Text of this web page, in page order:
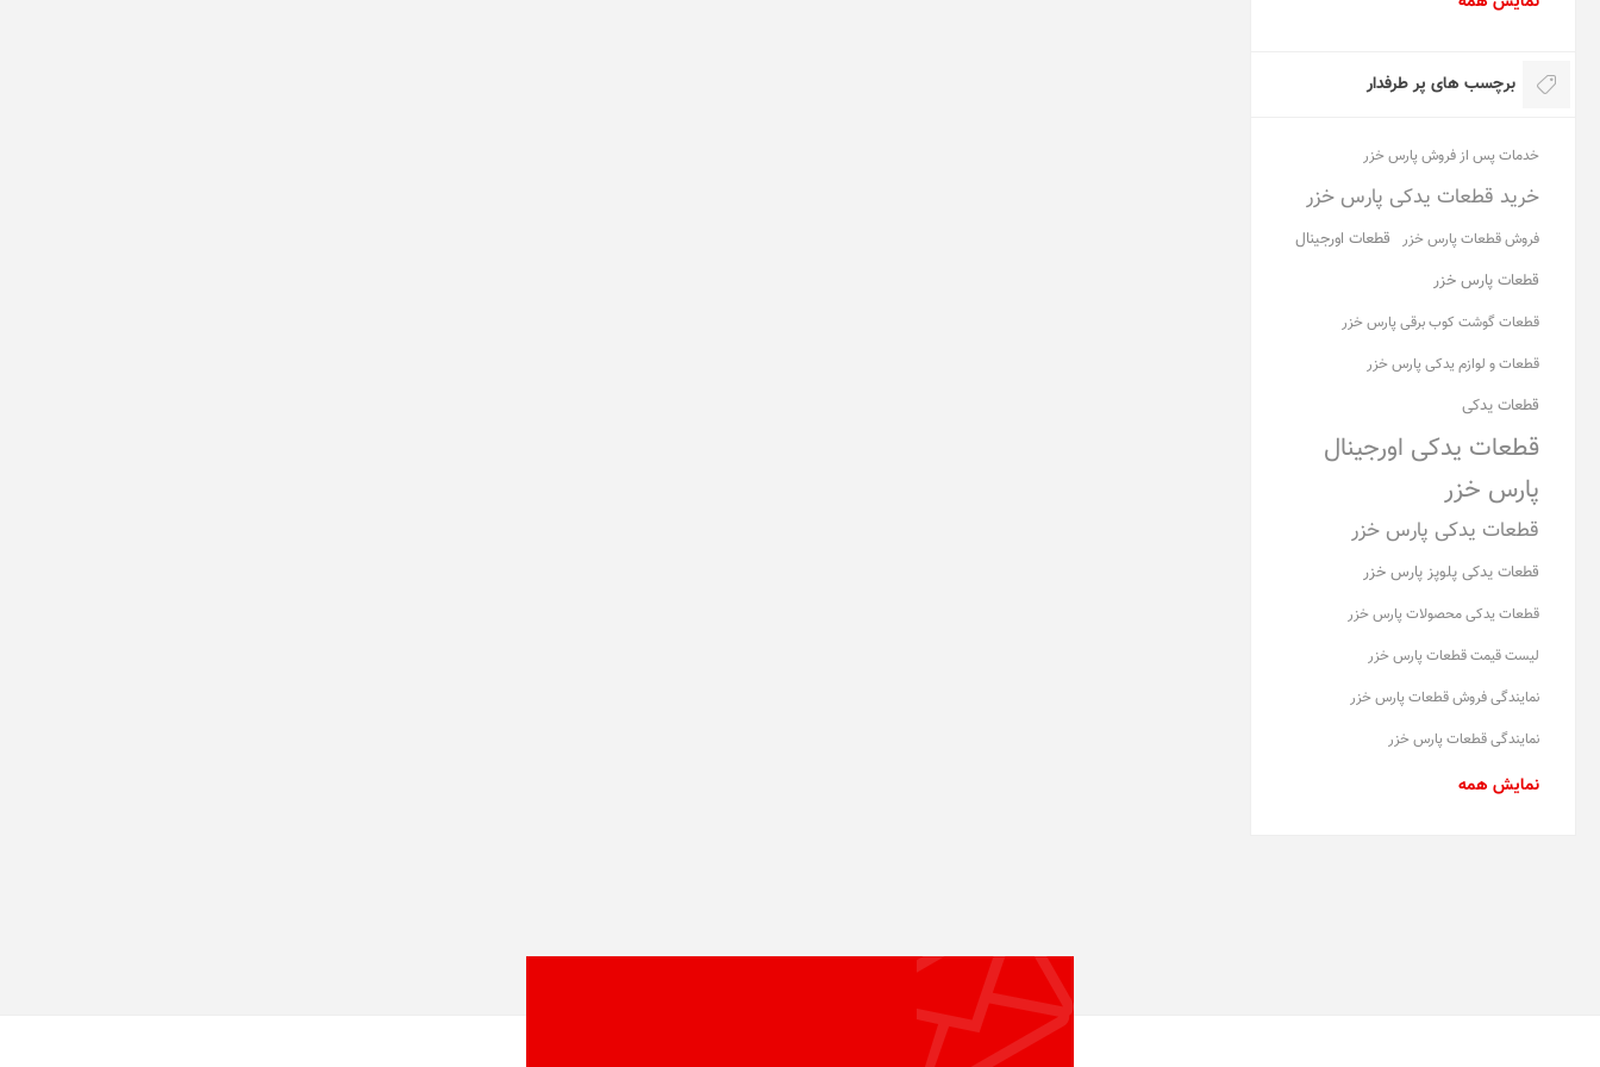
برچسب های پر طرفدار
خدمات پس از فروش پارس خزر
خرید قطعات یدکی پارس خزر
فروش قطعات پارس خزر
قطعات اورجینال
قطعات پارس خزر
قطعات گوشت کوب برقی پارس خزر
قطعات و لوازم یدکی پارس خزر
قطعات یدکی
قطعات یدکی اورجینال
پارس خزر
قطعات یدکی پارس خزر
قطعات یدکی پلوپز پارس خزر
قطعات یدکی محصولات پارس خزر
لیست قیمت قطعات پارس خزر
نمایندگی فروش قطعات پارس خزر
نمایندگی قطعات پارس خزر
نمایش همه